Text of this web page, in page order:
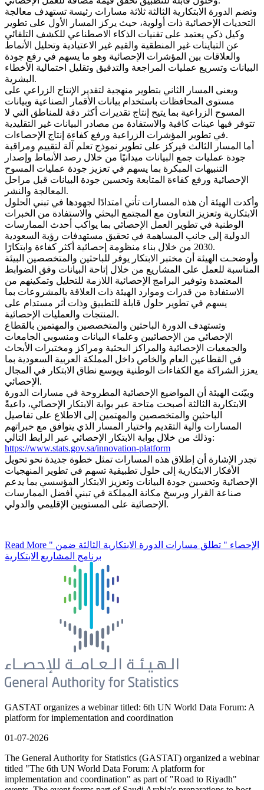
وتضم الدورة الابتكارية الثالثة ثلاثة مسارات رئيسة تستهدف معالجة
التحديات الإحصائية ذات أولوية، حيث يركز المسار الأول على تطوير
وكيل ذكي يعتمد على تقنيات الذكاء الاصطناعي للكشف التلقائي
عن التباينات غير المنطقية والقيم غير الاعتيادية وتحليل الأنماط
والعلاقات بين المؤشرات الإحصائية وهو ما يسهم في رفع جودة
البيانات وتسريع عمليات المراجعة والتدقيق وتقليل احتمالية الأخطاء
البشرية.
ويعنى المسار الثاني بتطوير منهجية لتقدير الإنتاج الزراعي على
مستوى المحافظات باستخدام بيانات الأقمار الصناعية وبيانات
المسوح الزراعية بما يتيح إنتاج تقديرات أكثر دقة للمناطق التي لا
تتوفر فيها عينات كافية والاستفادة من مصادر البيانات غير التقليدية
في تطوير المؤشرات الزراعية ورفع كفاءة إنتاج الإحصاءات.
أما المسار الثالث فيركز على تطوير نموذج تعلم آلة لتقييم ومراقبة
جودة عمليات جمع البيانات ميدانيًا من خلال رصد الأنماط وإصدار
التنبيهات المبكرة بما يسهم في تعزيز جودة عمليات المسوح
الإحصائية ورفع كفاءة المتابعة وتحسين جودة البيانات قبل مراحل
المعالجة والنشر.
وأكدت الهيئة أن هذه المسارات تأتي امتدادًا لجهودها في تبني الحلول
الابتكارية وتعزيز التعاون مع المجتمع البحثي والاستفادة من الخبرات
الوطنية في تطوير العمل الإحصائي بما يواكب أحدث الممارسات
الدولية إلى جانب المساهمة في تحقيق مستهدفات رؤية السعودية
2030 من خلال بناء منظومة إحصائية أكثر كفاءة وابتكارًا.
وأوضحـت الهيئة أن مختبر الابتكار يوفر للباحثين والمتخصصين البيئة
المناسبة للعمل على المشاريع من خلال إتاحة البيانات وفق الضوابط
المعتمدة وتوفير البرامج الإحصائية اللازمة للتحليل وتمكينهم من
الاستفادة من قدرات وموارد الهيئة ذات العلاقة بالمشروعات بما
يسهم في تطوير حلول قابلة للتطبيق وذات أثر مستدام على
المنتجات والعمليات الإحصائية.
وتستهدف الدورة الباحثين والمتخصصين والمهتمين بالقطاع
الإحصائي من الإحصائيين وعلماء البيانات ومنسوبي الجامعات
والجمعيات الإحصائية والمراكز البحثية ومراكز ومختبرات الأبحاث
في القطاعين العام والخاص داخل المملكة العربية السعودية بما
يعزز الشراكة مع الكفاءات الوطنية ويوسع نطاق الابتكار في المجال
الإحصائي.
وبيّنت الهيئة أن المواضيع الإحصائية المطروحة في مسارات الدورة
الابتكارية الثالثة أصبحت متاحة عبر بوابة الابتكار الإحصائي، داعيةً
الباحثين والمتخصصين والمهتمين إلى الاطلاع على تفاصيل
المسارات وآلية التقديم واختيار المسار الذي يتوافق مع خبراتهم
وذلك من خلال بوابة الابتكار الإحصائي عبر الرابط التالي:
https://www.stats.gov.sa/innovation-platform
تجدر الإشارة أن إطلاق هذه المسارات تمثل خطوة جديدة نحو تحويل
الأفكار الابتكارية إلى حلول تطبيقية تسهم في تطوير المنهجيات
الإحصائية وتحسين جودة البيانات وتعزيز الابتكار المؤسسي بما يدعم
صناعة القرار ويرسخ مكانة المملكة في تبني أفضل الممارسات
الإحصائية على المستويين الإقليمي والدولي.
Read More " الإحصاء " تطلق مسارات الدورة الابتكارية الثالثة ضمن
برنامج المشاريع الابتكارية
GASTAT organizes a webinar titled: 6th UN World Data Forum: A
platform for implementation and coordination
01-07-2026
The General Authority for Statistics (GASTAT) organized a webinar
titled "The 6th UN World Data Forum: A platform for
implementation and coordination" as part of "Road to Riyadh"